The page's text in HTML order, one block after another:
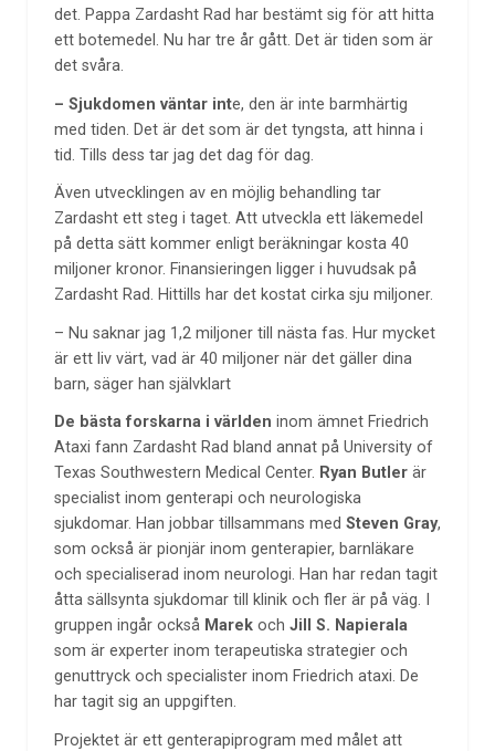
det. Pappa Zardasht Rad har bestämt sig för att hitta
ett botemedel. Nu har tre år gått. Det är tiden som är
det svåra.
– Sjukdomen väntar inte, den är inte barmhärtig
med tiden. Det är det som är det tyngsta, att hinna i
tid. Tills dess tar jag det dag för dag.
Även utvecklingen av en möjlig behandling tar
Zardasht ett steg i taget. Att utveckla ett läkemedel
på detta sätt kommer enligt beräkningar kosta 40
miljoner kronor. Finansieringen ligger i huvudsak på
Zardasht Rad. Hittills har det kostat cirka sju miljoner.
– Nu saknar jag 1,2 miljoner till nästa fas. Hur mycket
är ett liv värt, vad är 40 miljoner när det gäller dina
barn, säger han självklart
De bästa forskarna i världen inom ämnet Friedrich
Ataxi fann Zardasht Rad bland annat på University of
Texas Southwestern Medical Center. Ryan Butlerär
specialist inom genterapi och neurologiska
sjukdomar. Han jobbar tillsammans med Steven Gray,
som också är pionjär inom genterapier, barnläkare
och specialiserad inom neurologi. Han har redan tagit
åtta sällsynta sjukdomar till klinik och fler är på väg. I
gruppen ingår också Marekoch Jill S. Napierala
som är experter inom terapeutiska strategier och
genuttryck och specialister inom Friedrich ataxi. De
har tagit sig an uppgiften.
Projektet är ett genterapiprogram med målet att